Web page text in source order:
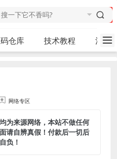
仓库 技术教程 活动
网络专区
为来源网络，本站不做任何
请自辨真假！付款后一切后
负！